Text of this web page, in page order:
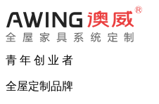
青 年 创 业 者
全屋定制品牌